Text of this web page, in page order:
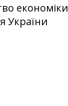
економіки
України